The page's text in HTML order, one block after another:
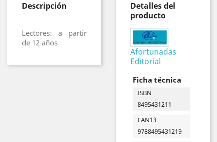
Descripción
Lectores: a partir
de 12 años
Detalles del
producto
Afortunadas
Editorial
Ficha técnica
ISBN
8495431211
EAN13
9788495431219